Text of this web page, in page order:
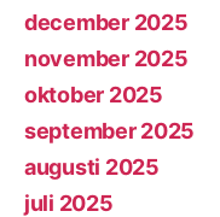
december 2025
november 2025
oktober 2025
september 2025
augusti 2025
juli 2025